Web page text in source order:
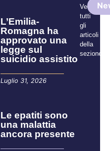
L’Emilia-
Romagna ha
approvato una
legge sul
suicidio assistito
Luglio 31, 2026
Le epatiti sono
una malattia
ancora presente
Vedi
tutti
gli
articoli
della
sezione: